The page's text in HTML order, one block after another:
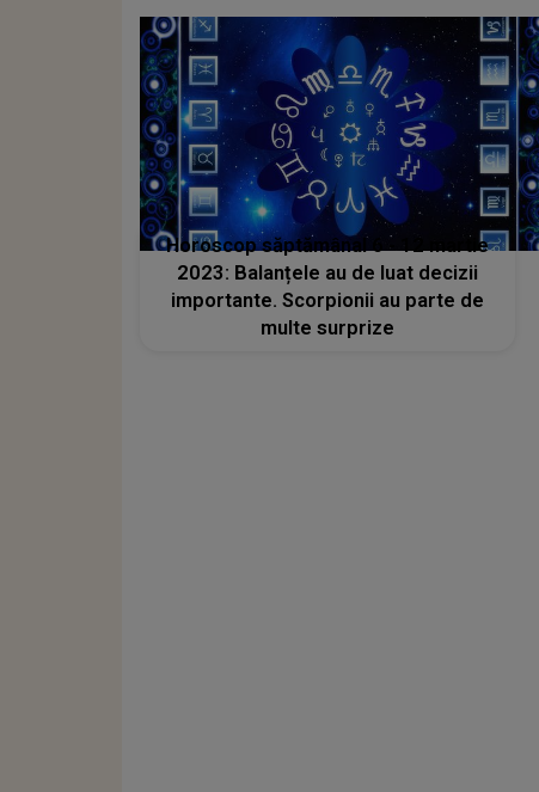
Horoscop săptămânal 6 - 12 martie
2023: Balanțele au de luat decizii
importante. Scorpionii au parte de
multe surprize